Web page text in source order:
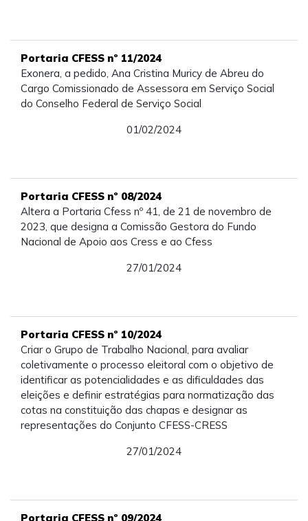
Portaria CFESS nº 11/2024
Exonera, a pedido, Ana Cristina Muricy de Abreu do
Cargo Comissionado de Assessora em Serviço Social
do Conselho Federal de Serviço Social
01/02/2024
Portaria CFESS nº 08/2024
Altera a Portaria Cfess nº 41, de 21 de novembro de
2023, que designa a Comissão Gestora do Fundo
Nacional de Apoio aos Cress e ao Cfess
27/01/2024
Portaria CFESS nº 10/2024
Criar o Grupo de Trabalho Nacional, para avaliar
coletivamente o processo eleitoral com o objetivo de
identificar as potencialidades e as dificuldades das
eleições e definir estratégias para normatização das
cotas na constituição das chapas e designar as
representações do Conjunto CFESS-CRESS
27/01/2024
Portaria CFESS nº 09/2024